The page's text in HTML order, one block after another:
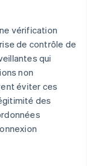
vérification
de contrôle de
qui
non
éviter ces
des